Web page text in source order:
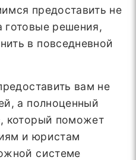
предоставить не
решения,
в повседневной
вам не
а полноценный
который поможет
и юристам
системе